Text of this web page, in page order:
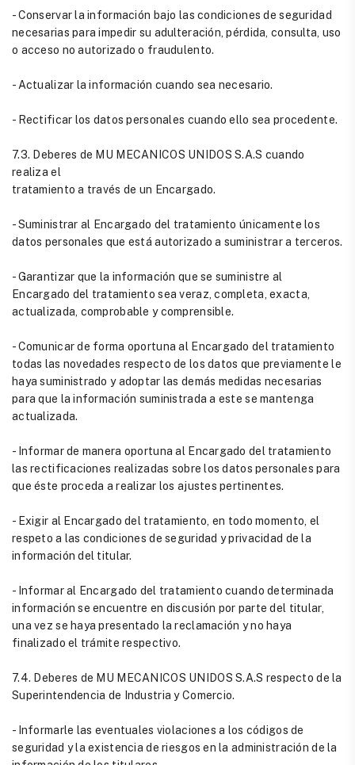
- Conservar la información bajo las condiciones de seguridad
necesarias para impedir su adulteración, pérdida, consulta, uso
o acceso no autorizado o fraudulento.
- Actualizar la información cuando sea necesario.
- Rectificar los datos personales cuando ello sea procedente.
7.3. Deberes de MU MECANICOS UNIDOS S.A.S cuando
realiza el
tratamiento a través de un Encargado.
- Suministrar al Encargado del tratamiento únicamente los
datos personales que está autorizado a suministrar a terceros.
- Garantizar que la información que se suministre al
Encargado del tratamiento sea veraz, completa, exacta,
actualizada, comprobable y comprensible.
- Comunicar de forma oportuna al Encargado del tratamiento
todas las novedades respecto de los datos que previamente le
haya suministrado y adoptar las demás medidas necesarias
para que la información suministrada a este se mantenga
actualizada.
- Informar de manera oportuna al Encargado del tratamiento
las rectificaciones realizadas sobre los datos personales para
que éste proceda a realizar los ajustes pertinentes.
- Exigir al Encargado del tratamiento, en todo momento, el
respeto a las condiciones de seguridad y privacidad de la
información del titular.
- Informar al Encargado del tratamiento cuando determinada
información se encuentre en discusión por parte del titular,
una vez se haya presentado la reclamación y no haya
finalizado el trámite respectivo.
7.4. Deberes de MU MECANICOS UNIDOS S.A.S respecto de la
Superintendencia de Industria y Comercio.
- Informarle las eventuales violaciones a los códigos de
seguridad y la existencia de riesgos en la administración de la